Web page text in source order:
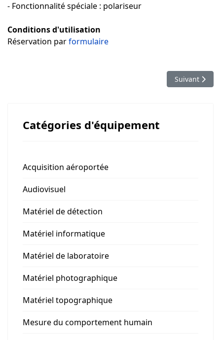
- Fonctionnalité spéciale : polariseur
Conditions d'utilisation
Réservation parformulaire
Article
Suivant
Catégories d'équipement
Acquisition aéroportée
Audiovisuel
Matériel de détection
Matériel informatique
Matériel de laboratoire
Matériel photographique
Matériel topographique
Mesure du comportement humain